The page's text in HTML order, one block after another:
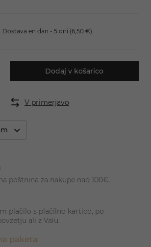
Dostava en dan - 5 dni (6,50 €)
Dodaj v košarico
V primerjavo
poštnina za nakupe nad 100€.
plačilo s plačilno kartico, po
ali z Valu.
paketa